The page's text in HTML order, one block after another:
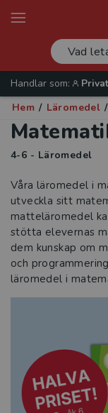
Handlar som:
Hem / Läromedel /
4-6 - Läromedel
Våra läromedel i
utveckla sitt
matteläromedel
stötta elevernas
dem kunskap om
och
läromedel i